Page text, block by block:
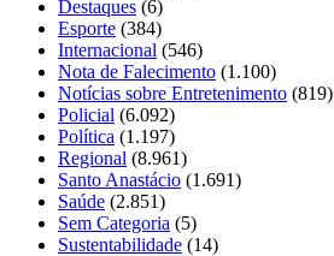
Destaques (6)
Esporte (384)
Internacional (546)
Nota de Falecimento (1.100)
Notícias sobre Entretenimento (819)
Policial (6.092)
Política (1.197)
Regional (8.961)
Santo Anastácio (1.691)
Saúde (2.851)
Sem Categoria (5)
Sustentabilidade (14)